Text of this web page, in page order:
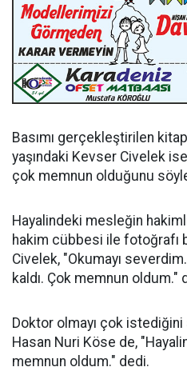
Basımı gerçekleştirilen
yaşındaki Kevser Civelek
çok memnun olduğunu
Hayalindeki mesleğin
hakim cübbesi ile fotoğrafı
Civelek, "Okumayı
kaldı. Çok memnun oldum."
Doktor olmayı çok istediğini
Hasan Nuri Köse de,
memnun oldum." dedi.